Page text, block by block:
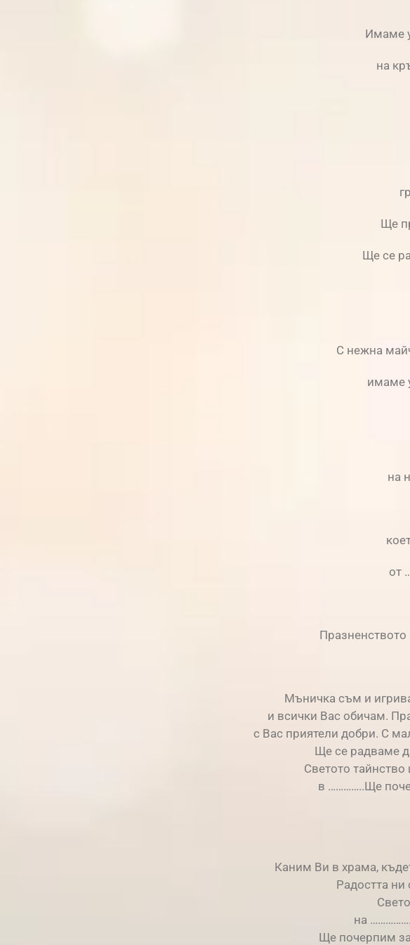
Имаме
на
Ще
Ще се
С нежна
имаме
на
от
Мъничка съм и
и всички Вас обичам.
с Вас приятели добри. С
Ще се радваме
Светото
в …………..Ще
Каним Ви в храма,
Радостта ни
на
Ще почерпим